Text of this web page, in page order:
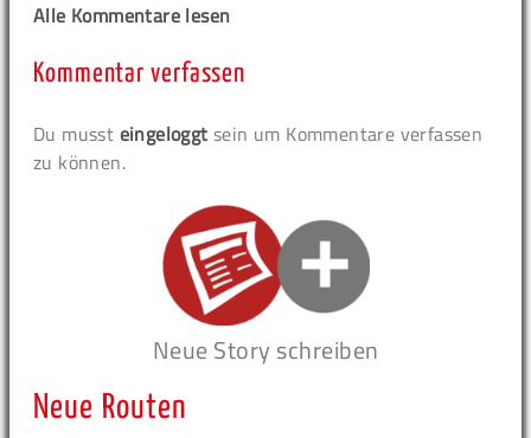
Alle Kommentare lesen
Kommentar verfassen
Du musst eingeloggt sein um Kommentare verfassen
zu können.
Neue Story schreiben
Neue Routen